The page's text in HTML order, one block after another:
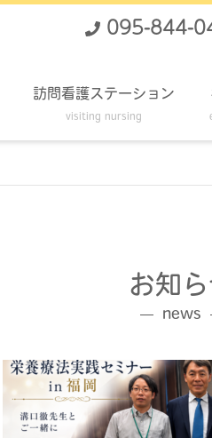
訪問看護ステーション
visiting nursing
095-844-
お知
news